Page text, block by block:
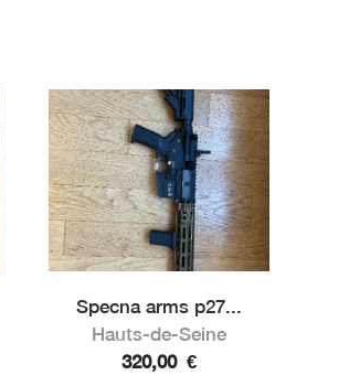
Specna arms p27...
Hauts-de-Seine
320,00 €